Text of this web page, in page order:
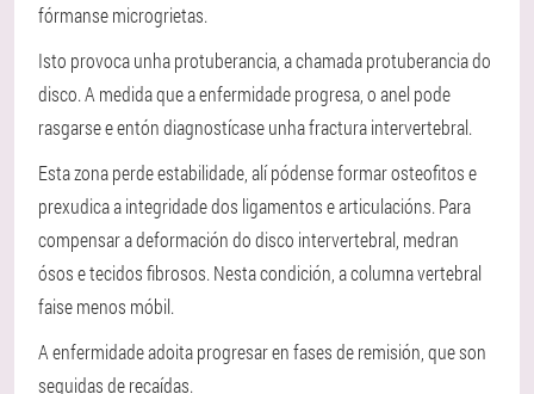
fórmanse microgrietas.
Isto provoca unha protuberancia, a chamada protuberancia do
disco. A medida que a enfermidade progresa, o anel pode
rasgarse e entón diagnostícase unha fractura intervertebral.
Esta zona perde estabilidade, alí pódense formar osteofitos e
prexudica a integridade dos ligamentos e articulacións. Para
compensar a deformación do disco intervertebral, medran
ósos e tecidos fibrosos. Nesta condición, a columna vertebral
faise menos móbil.
A enfermidade adoita progresar en fases de remisión, que son
seguidas de recaídas.